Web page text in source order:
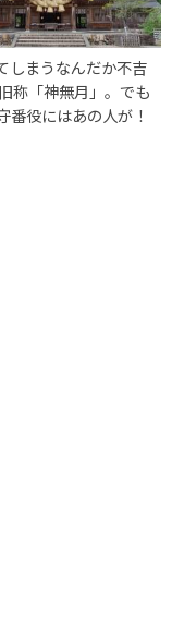
しまうなんだか不吉
称「神無月」。でも
番役にはあの人が！